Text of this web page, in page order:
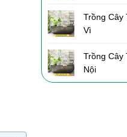
Trồng Cây
Vì
Trồng Cây
Nội